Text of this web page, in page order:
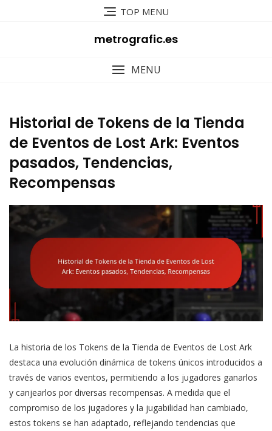
TOP MENU
metrografic.es
MENU
Historial de Tokens de la Tienda
de Eventos de Lost Ark: Eventos
pasados, Tendencias,
Recompensas
La historia de los Tokens de la Tienda de Eventos de Lost Ark
destaca una evolución dinámica de tokens únicos introducidos a
través de varios eventos, permitiendo a los jugadores ganarlos
y canjearlos por diversas recompensas. A medida que el
compromiso de los jugadores y la jugabilidad han cambiado,
estos tokens se han adaptado, reflejando tendencias que